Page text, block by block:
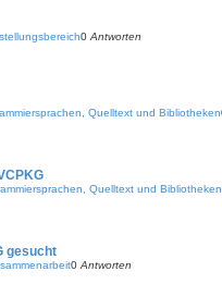
0 Antworten
Quelltext und Bibliotheken
Quelltext und Bibliotheken
gesucht
0 Antworten